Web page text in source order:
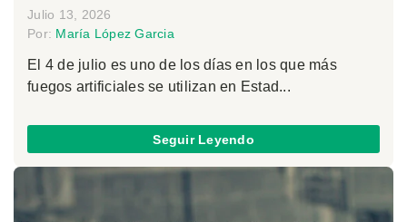
Julio 13, 2026
Por: María López Garcia
El 4 de julio es uno de los días en los que más
fuegos artificiales se utilizan en Estad...
Seguir Leyendo